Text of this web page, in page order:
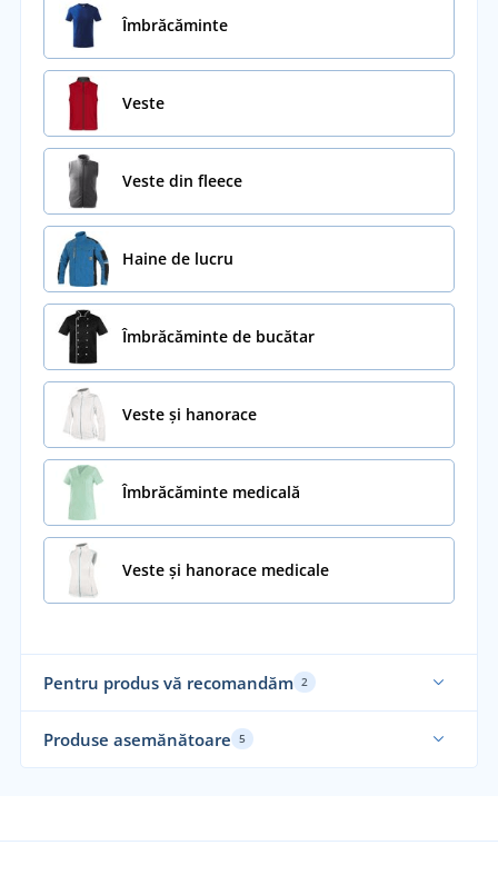
Îmbrăcăminte
Veste
Veste din fleece
Haine de lucru
Îmbrăcăminte de bucătar
Veste și hanorace
Îmbrăcăminte medicală
Veste și hanorace medicale
Pentru produs vă recomandăm 2
Produse asemănătoare 5